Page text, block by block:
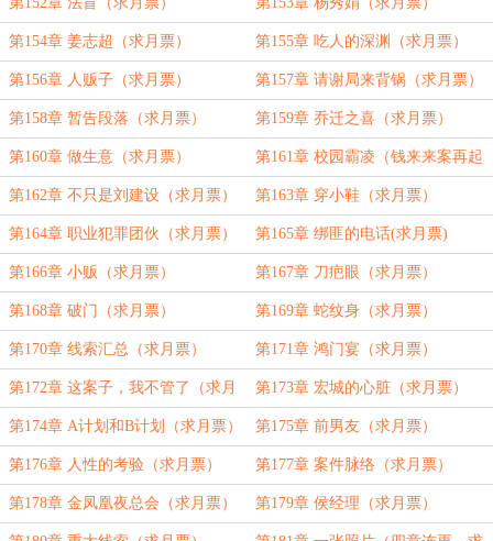
第154章 姜志超（求月票） 第155章 吃人的深渊（求月票）
第156章 人贩子（求月票） 第157章 请谢局来背锅（求月票）
第158章 暂告段落（求月票） 第159章 乔迁之喜（求月票）
第160章 做生意（求月票） 第161章 校园霸凌（钱来来案再起
危机，求月票）
第162章 不只是刘建设（求月票） 第163章 穿小鞋（求月票）
第164章 职业犯罪团伙（求月票） 第165章 绑匪的电话(求月票)
第166章 小贩（求月票） 第167章 刀疤眼（求月票）
第168章 破门（求月票） 第169章 蛇纹身（求月票）
第170章 线索汇总（求月票） 第171章 鸿门宴（求月票）
第172章 这案子，我不管了（求月
票）
第173章 宏城的心脏（求月票）
第174章 A计划和B计划（求月票） 第175章 前男友（求月票）
第176章 人性的考验（求月票） 第177章 案件脉络（求月票）
第178章 金凤凰夜总会（求月票） 第179章 侯经理（求月票）